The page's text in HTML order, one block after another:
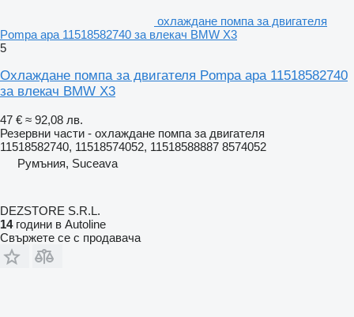
охлаждане помпа за двигателя
Pompa apa 11518582740 за влекач BMW X3
5
Охлаждане помпа за двигателя Pompa apa 11518582740
за влекач BMW X3
47 € ≈ 92,08 лв.
Резервни части - охлаждане помпа за двигателя
11518582740, 11518574052, 11518588887 8574052
Румъния, Suceava
DEZSTORE S.R.L.
14години в Autoline
Свържете се с продавача